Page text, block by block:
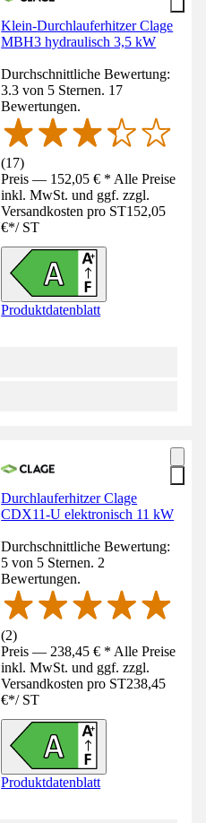
Klein-Durchlauferhitzer Clage
MBH3 hydraulisch 3,5 kW
Durchschnittliche Bewertung:
3.3 von 5 Sternen. 17
Bewertungen.
(17)
Preis — 152,05 € * Alle Preise
inkl. MwSt. und ggf. zzgl.
Versandkosten pro ST152,05
€*/ ST
Produktdatenblatt
Durchlauferhitzer Clage
CDX11-U elektronisch 11 kW
Durchschnittliche Bewertung:
5 von 5 Sternen. 2
Bewertungen.
(2)
Preis — 238,45 € * Alle Preise
inkl. MwSt. und ggf. zzgl.
Versandkosten pro ST238,45
€*/ ST
Produktdatenblatt